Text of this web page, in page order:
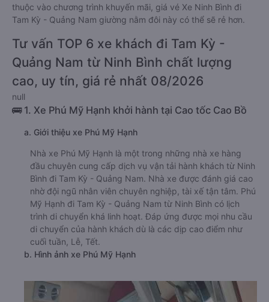
thuộc vào chương trình khuyến mãi, giá vé Xe Ninh Bình đi
Tam Kỳ - Quảng Nam giường nằm đôi này có thể sẽ rẻ hơn.
Tư vấn TOP 6 xe khách đi Tam Kỳ -
Quảng Nam từ Ninh Bình chất lượng
cao, uy tín, giá rẻ nhất 08/2026
null
🚌 1. Xe Phú Mỹ Hạnh khởi hành tại Cao tốc Cao Bồ
a. Giới thiệu xe Phú Mỹ Hạnh
Nhà xe Phú Mỹ Hạnh là một trong những nhà xe hàng
đầu chuyên cung cấp dịch vụ vận tải hành khách từ Ninh
Bình đi Tam Kỳ - Quảng Nam. Nhà xe được đánh giá cao
nhờ đội ngũ nhân viên chuyên nghiệp, tài xế tận tâm. Phú
Mỹ Hạnh đi Tam Kỳ - Quảng Nam từ Ninh Bình có lịch
trình di chuyển khá linh hoạt. Đáp ứng được mọi nhu cầu
di chuyển của hành khách dù là các dịp cao điểm như
cuối tuần, Lễ, Tết.
b. Hình ảnh xe Phú Mỹ Hạnh